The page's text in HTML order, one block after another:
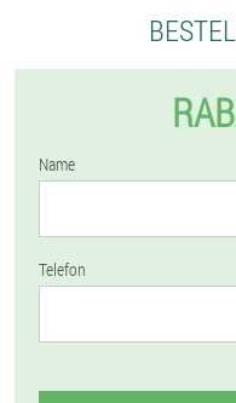
Name
Telefon